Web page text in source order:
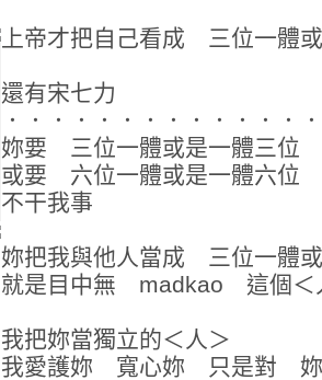
上帝才把自己看成 三位一體
還有宋七力
．．．．．．．．．．．．．
妳要 三位一體或是一體三位
或要 六位一體或是一體六位
不干我事
妳把我與他人當成 三位一體
就是目中無 madkao 這個＜
我把妳當獨立的＜人＞
我愛護妳 寬心妳 只是對 妳